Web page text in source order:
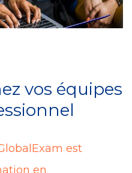
vos équipes
est
en